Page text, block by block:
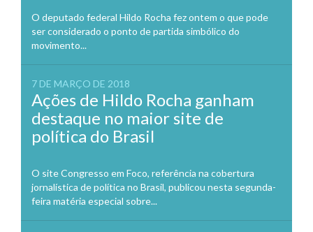
O deputado federal Hildo Rocha fez ontem o que pode
ser considerado o ponto de partida simbólico do
movimento...
7 DE MARÇO DE 2018
Ações de Hildo Rocha ganham
destaque no maior site de
política do Brasil
O site Congresso em Foco, referência na cobertura
jornalística de política no Brasil, publicou nesta segunda-
feira matéria especial sobre...